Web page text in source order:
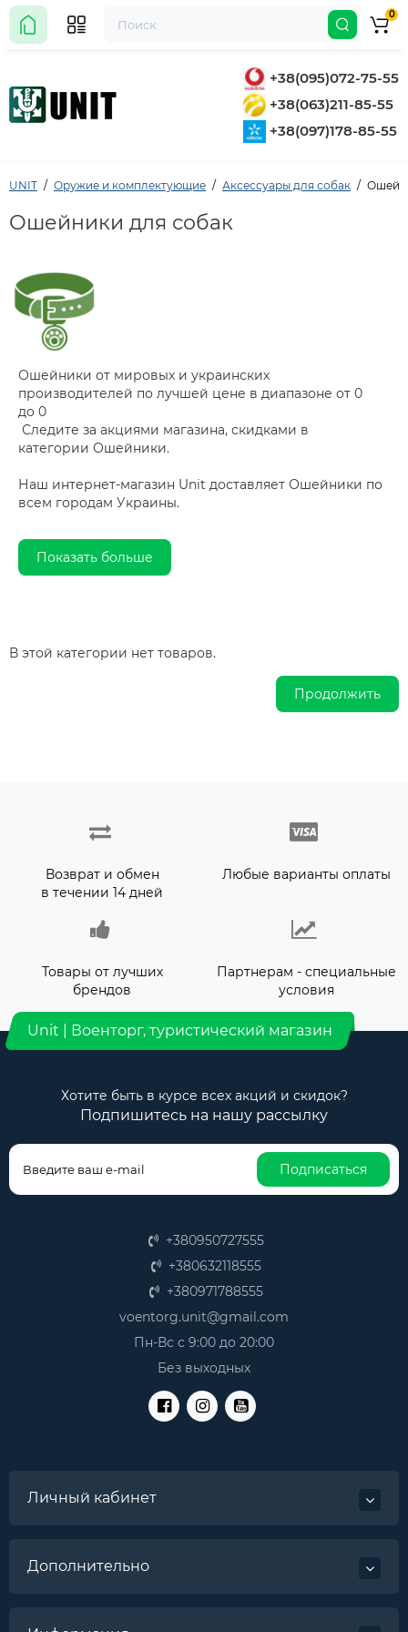
+38(095)072-75-55
+38(063)211-85-55
+38(097)178-85-55
0
UNIT Оружие и комплектующие Аксессуары для собак
Ошейники для собак
Ошейники от мировых и украинских
производителей по лучшей цене в диапазоне от 0
до 0
Следите за акциями магазина, скидками в
категории Ошейники.
Наш интернет-магазин Unit доставляет Ошейники по
всем городам Украины.
Показать больше
В этой категории нет товаров.
Продолжить
Возврат и обмен
в течении 14 дней
Любые варианты оплаты
Товары от лучших
брендов
Партнерам - специальные
условия
Unit | Военторг, туристический магазин
Хотите быть в курсе всех акций и скидок?
Подпишитесь на нашу рассылку
Подписаться
+380950727555
+380632118555
+380971788555
voentorg.unit@gmail.com
Пн-Вс с 9:00 до 20:00
Без выходных
Личный кабинет
Дополнительно